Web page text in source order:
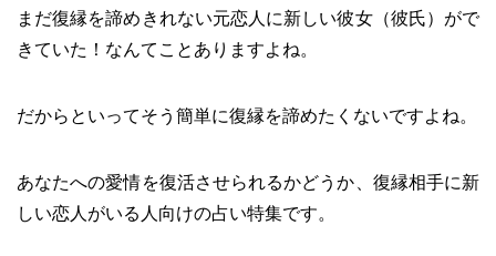
まだ復縁を諦めきれない元恋人に新しい彼女（彼氏）がで
きていた！なんてことありますよね。
だからといってそう簡単に復縁を諦めたくないですよね。
あなたへの愛情を復活させられるかどうか、復縁相手に新
しい恋人がいる人向けの占い特集です。